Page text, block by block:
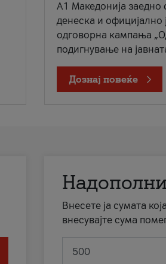
A1 Македонија
денеска и официјално
одговорна кампања
подигнување на
Дознај повеќе
Внесете ја сумата
внесувајте сума